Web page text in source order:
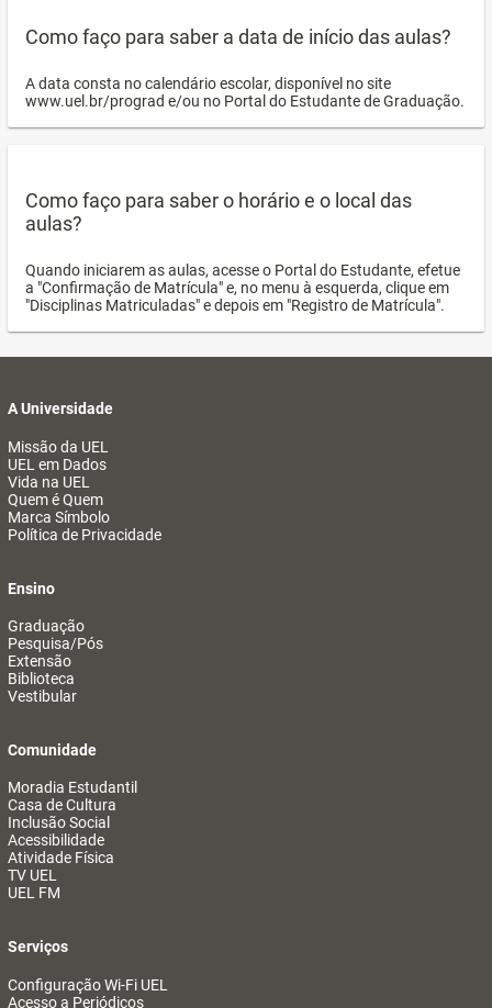
Como faço para saber a data de início das aulas?
A data consta no calendário escolar, disponível no site
www.uel.br/prograd e/ou no Portal do Estudante de Graduação.
Como faço para saber o horário e o local das
aulas?
Quando iniciarem as aulas, acesse o Portal do Estudante, efetue
a "Confirmação de Matrícula" e, no menu à esquerda, clique em
"Disciplinas Matriculadas" e depois em "Registro de Matrícula".
A Universidade
Missão da UEL
UEL em Dados
Vida na UEL
Quem é Quem
Marca Símbolo
Política de Privacidade
Ensino
Graduação
Pesquisa/Pós
Extensão
Biblioteca
Vestibular
Comunidade
Moradia Estudantil
Casa de Cultura
Inclusão Social
Acessibilidade
Atividade Física
TV UEL
UEL FM
Serviços
Configuração Wi-Fi UEL
Acesso a Periódicos